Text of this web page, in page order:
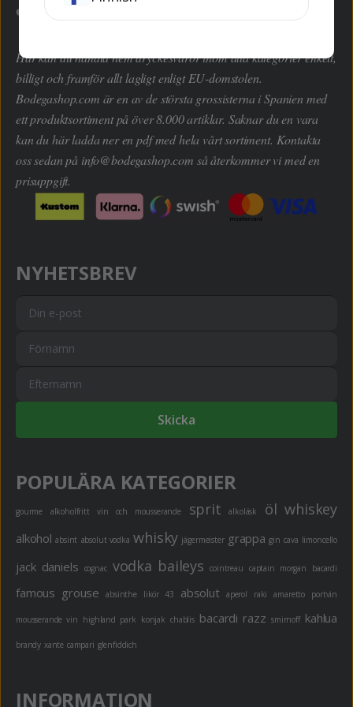
Här kan du handla hem dryckesvaror inom alla kategorier enkelt,
billigt och framför allt lagligt enligt EU-domstolen.
Bodegashop.com är en av de största grossisterna i Spanien med
ett produktsortiment på över 8.000 artiklar. Saknar du en vara
kan du här ladda ner en pdf med hela vårt sortiment. Kontakta
oss sedan på info@bodegashop.com så återkommer vi med en
prisuppgift.
NYHETSBREV
Skicka
POPULÄRA KATEGORIER
gourme alkoholfritt vin och mousserande sprit alkoläsk öl whiskey
alkohol absint absolut vodka whisky jägermeister grappa gin cava limoncello
jack daniels cognac vodka baileys cointreau captain morgan bacardi
famous grouse absinthe likör 43 absolut aperol raki amaretto portvin
mousserande vin highland park konjak chablis bacardi razz smirnoff kahlua
brandy xante campari glenfiddich
INFORMATION